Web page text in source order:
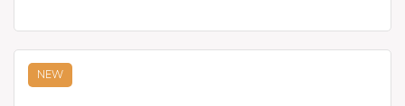
NEW